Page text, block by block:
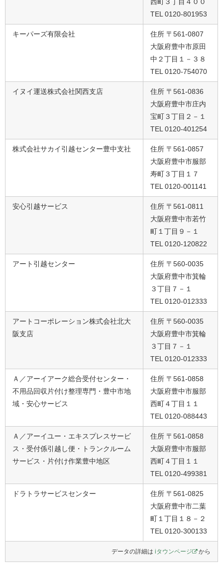
TEL 0120-801953
キーパーズ有限会社
住所 〒561-0807
大阪府豊中市原田
中２丁目１－３８
TEL 0120-754070
イヌイ運送株式会社関西支店
住所 〒561-0836
大阪府豊中市庄内
宝町３丁目２－１
TEL 0120-401254
株式会社サカイ引越センター豊中支社
住所 〒561-0857
大阪府豊中市服部
寿町３丁目１７
TEL 0120-001141
安心引越サービス
住所 〒561-0811
大阪府豊中市若竹
町１丁目９－１
TEL 0120-120822
アート引越センター
住所 〒560-0035
大阪府豊中市箕輪
３丁目７－１
TEL 0120-012333
アートコーポレーション株式会社北大
阪支店
住所 〒560-0035
大阪府豊中市箕輪
３丁目７－１
TEL 0120-012333
Ａ／アーイアーク総合受付センター・
不用品回収片付け整理専門・豊中市地
域・安心サービス
住所 〒561-0858
大阪府豊中市服部
西町４丁目１１
TEL 0120-088443
Ａ／アーイユー・エキスプレスサービ
ス・受付係引越し便・トランクルーム
サービス・片付け作業豊中地区
住所 〒561-0858
大阪府豊中市服部
西町４丁目１１
TEL 0120-499381
ドラトラサービスセンター
住所 〒561-0825
大阪府豊中市二葉
町１丁目１８－２
TEL 0120-300133
データの詳細は iタウンページ から